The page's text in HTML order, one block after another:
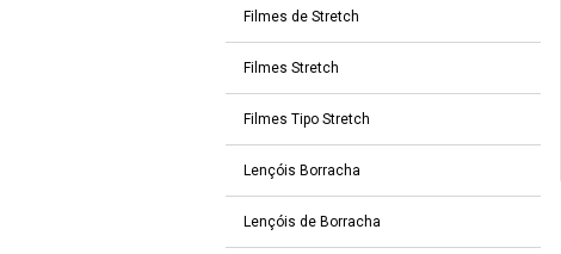
Filmes de Stretch
Filmes Stretch
Filmes Tipo Stretch
Lençóis Borracha
Lençóis de Borracha